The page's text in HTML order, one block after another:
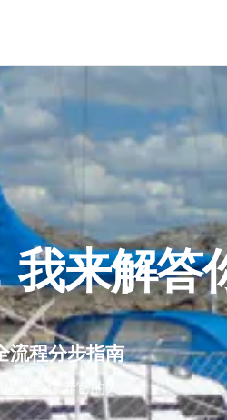
我来解答
流程分步指南
学会保养它的人